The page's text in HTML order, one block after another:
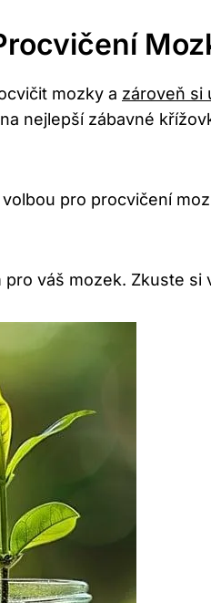
mozky a zároveň si
nejlepší zábavné
pro procvičení
váš mozek. Zkuste